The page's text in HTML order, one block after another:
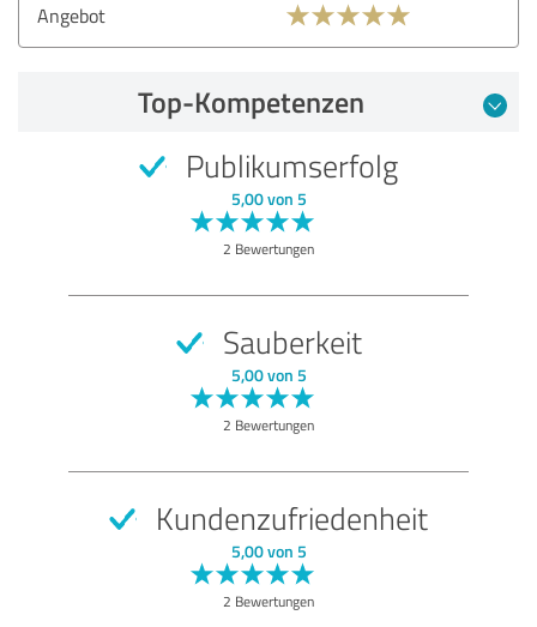
Angebot
Top-Kompetenzen
Publikumserfolg
5,00 von 5
2 Bewertungen
Sauberkeit
5,00 von 5
2 Bewertungen
Kundenzufriedenheit
5,00 von 5
2 Bewertungen